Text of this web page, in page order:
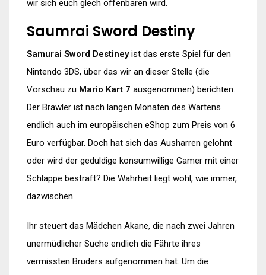
wir sich euch glech offenbaren wird.
Saumrai Sword Destiny
Samurai Sword Destineyist das erste Spiel für den
Nintendo 3DS, über das wir an dieser Stelle (die
Vorschau zu Mario Kart 7 ausgenommen) berichten.
Der Brawler ist nach langen Monaten des Wartens
endlich auch im europäischen eShop zum Preis von 6
Euro verfügbar. Doch hat sich das Ausharren gelohnt
oder wird der geduldige konsumwillige Gamer mit einer
Schlappe bestraft? Die Wahrheit liegt wohl, wie immer,
dazwischen.
Ihr steuert das Mädchen Akane, die nach zwei Jahren
unermüdlicher Suche endlich die Fährte ihres
vermissten Bruders aufgenommen hat. Um die